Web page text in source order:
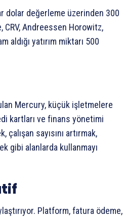
dolar değerleme üzerinden 300
CRV, Andreessen Horowitz,
aldığı yatırım miktarı 500
Mercury, küçük işletmelere
kartları ve finans yönetimi
sayısını artırmak,
gibi alanlarda kullanmayı
Platform, fatura ödeme,